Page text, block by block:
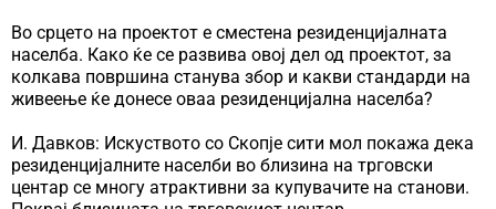
Во срцето на проектот е сместена резиденцијалната
населба. Како ќе се развива овој дел од проектот, за
колкава површина станува збор и какви стандарди на
живеење ќе донесе оваа резиденцијална населба?
И. Давков: Искуството со Скопје сити мол покажа дека
резиденцијалните населби во близина на трговски
центар се многу атрактивни за купувачите на станови.